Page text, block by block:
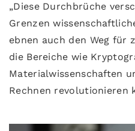
„Diese Durchbrüche
Grenzen
ebnen auch den Weg für
die Bereiche wie
Materialwissenschaften
Rechnen revolutionieren